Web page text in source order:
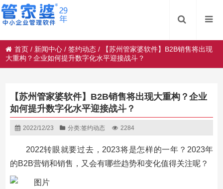
首页 / 新闻中心 /签约动态 /
【苏州管家婆软件】B2B销售将出现
大重构？企业如何提升数字化水平迎接战斗？
【苏州管家婆软件】B2B销售将出现大重构？企业
如何提升数字化水平迎接战斗？
2022/12/23 分类:签约动态 2284
2022转眼就要过去，2023将是怎样的一年？2023年
的B2B营销和销售，又会有哪些趋势和变化值得关注呢？